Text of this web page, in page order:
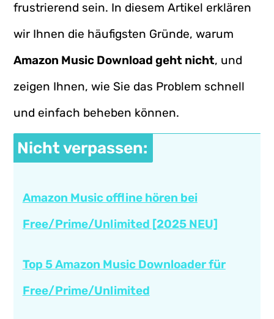
frustrierend sein. In diesem Artikel erklären
wir Ihnen die häufigsten Gründe, warum
Amazon Music Download geht nicht, und
zeigen Ihnen, wie Sie das Problem schnell
und einfach beheben können.
Nicht verpassen:
Amazon Music offline hören bei
Free/Prime/Unlimited [2025 NEU]
Top 5 Amazon Music Downloader für
Free/Prime/Unlimited